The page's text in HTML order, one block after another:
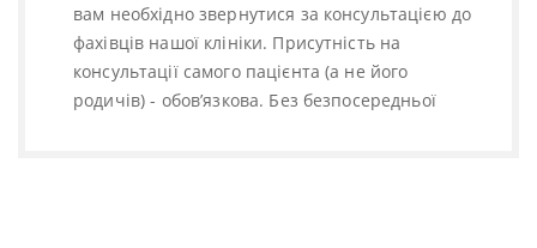
вам необхідно звернутися за консультацією до
фахівців нашої клініки. Присутність на
консультації самого пацієнта (а не його
родичів) - обов’язкова. Без безпосередньої